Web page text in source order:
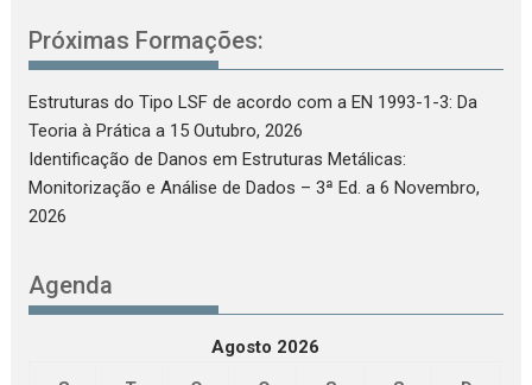
Próximas Formações:
Estruturas do Tipo LSF de acordo com a EN 1993-1-3: Da
Teoria à Prática a 15 Outubro, 2026
Identificação de Danos em Estruturas Metálicas:
Monitorização e Análise de Dados – 3ª Ed. a 6 Novembro,
2026
Agenda
Agosto 2026